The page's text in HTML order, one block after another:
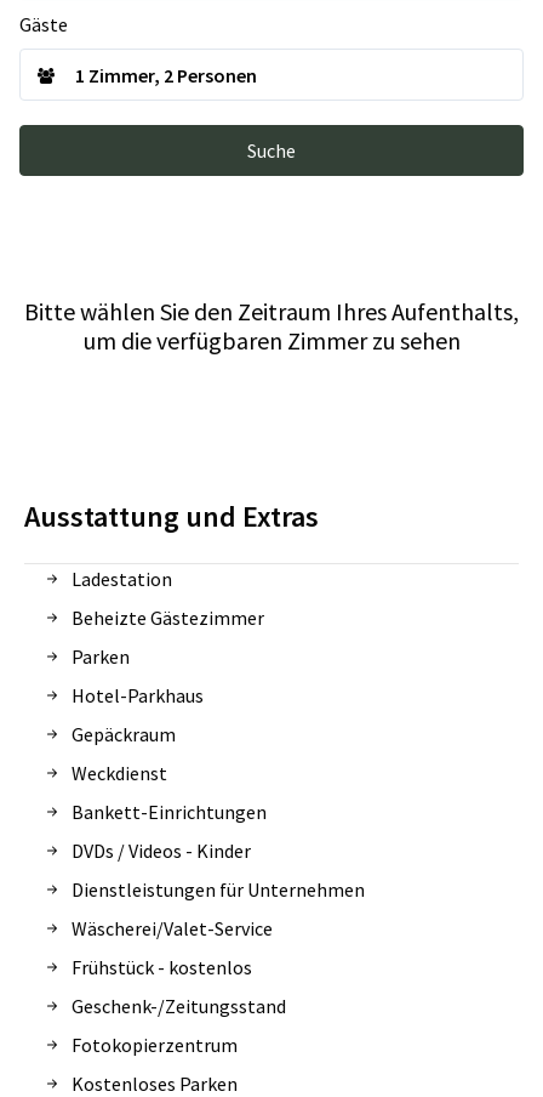
Gäste
Suche
Bitte wählen Sie den Zeitraum Ihres Aufenthalts,
um die verfügbaren Zimmer zu sehen
Ausstattung und Extras
Ladestation
Beheizte Gästezimmer
Parken
Hotel-Parkhaus
Gepäckraum
Weckdienst
Bankett-Einrichtungen
DVDs / Videos - Kinder
Dienstleistungen für Unternehmen
Wäscherei/Valet-Service
Frühstück - kostenlos
Geschenk-/Zeitungsstand
Fotokopierzentrum
Kostenloses Parken